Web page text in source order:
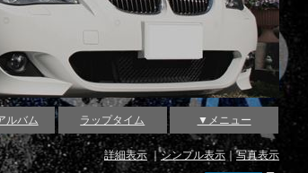
ルバム ラップタイム ▼メニュー
詳細表示 ｜シンプル表示 ｜写真表示